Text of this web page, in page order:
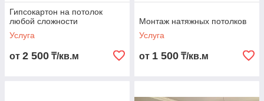
Гипсокартон на потолок
любой сложности
Услуга
от 2 500 ₸/кв.м
Монтаж натяжных потолков
Услуга
от 1 500 ₸/кв.м